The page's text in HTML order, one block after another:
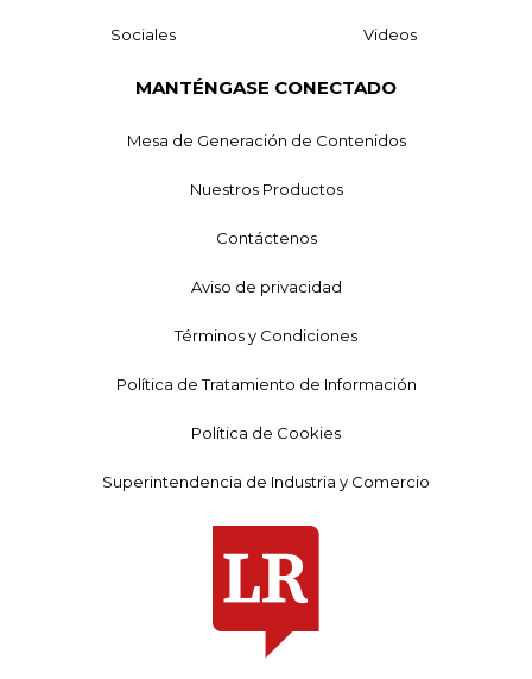
Sociales Videos
MANTÉNGASE CONECTADO
Mesa de Generación de Contenidos
Nuestros Productos
Contáctenos
Aviso de privacidad
Términos y Condiciones
Política de Tratamiento de Información
Política de Cookies
Superintendencia de Industria y Comercio